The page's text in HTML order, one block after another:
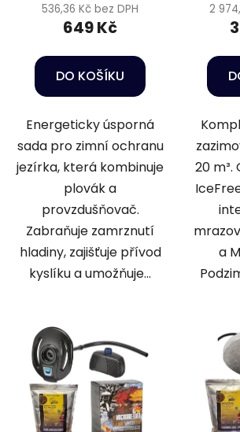
536,36 Kč bez DPH
649 Kč
DO KOŠÍKU
Energeticky úsporná
sada pro zimní ochranu
jezírka, která kombinuje
plovák a
provzdušňovač.
Zabraňuje zamrznutí
hladiny, zajišťuje přívod
kyslíku a umožňuje...
2
20 m³.
a